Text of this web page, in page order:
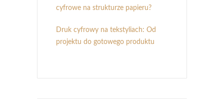
cyfrowe na strukturze papieru?
Druk cyfrowy na tekstyliach: Od
projektu do gotowego produktu